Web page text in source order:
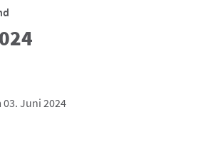
Juni 2024